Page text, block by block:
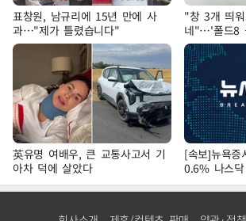
표창원, 남규리에 15년 만에 사
과…"제가 틀렸습니다"
"창 3개 띄
네"…'폴드8
니
英유명 여배우, 큰 교통사고서 기
아차 덕에 살았다
[속보]뉴욕
0.6% 나스